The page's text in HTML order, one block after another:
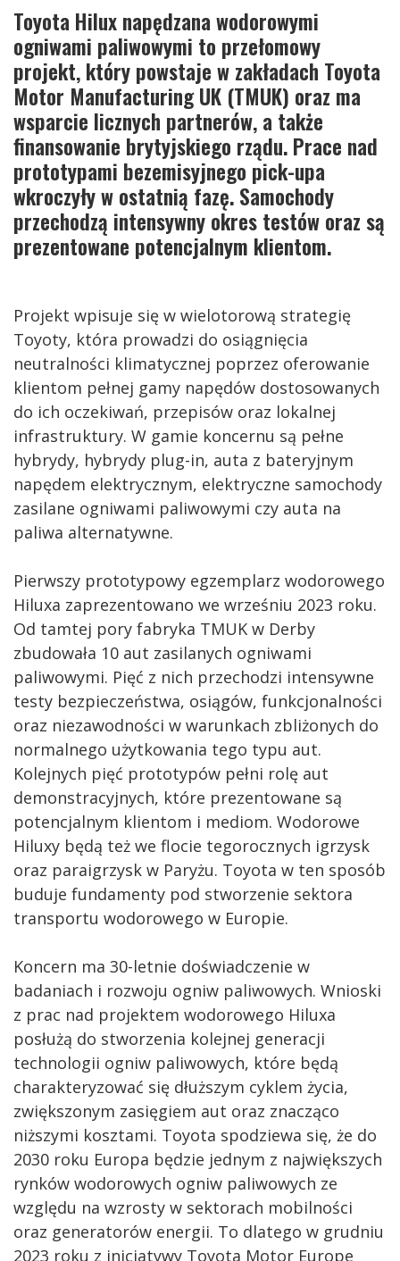
Toyota Hilux napędzana wodorowymi
ogniwami paliwowymi to przełomowy
projekt, który powstaje w zakładach Toyota
Motor Manufacturing UK (TMUK) oraz ma
wsparcie licznych partnerów, a także
finansowanie brytyjskiego rządu. Prace nad
prototypami bezemisyjnego pick-upa
wkroczyły w ostatnią fazę. Samochody
przechodzą intensywny okres testów oraz są
prezentowane potencjalnym klientom.
Projekt wpisuje się w wielotorową strategię
Toyoty, która prowadzi do osiągnięcia
neutralności klimatycznej poprzez oferowanie
klientom pełnej gamy napędów dostosowanych
do ich oczekiwań, przepisów oraz lokalnej
infrastruktury. W gamie koncernu są pełne
hybrydy, hybrydy plug-in, auta z bateryjnym
napędem elektrycznym, elektryczne samochody
zasilane ogniwami paliwowymi czy auta na
paliwa alternatywne.
Pierwszy prototypowy egzemplarz wodorowego
Hiluxa zaprezentowano we wrześniu 2023 roku.
Od tamtej pory fabryka TMUK w Derby
zbudowała 10 aut zasilanych ogniwami
paliwowymi. Pięć z nich przechodzi intensywne
testy bezpieczeństwa, osiągów, funkcjonalności
oraz niezawodności w warunkach zbliżonych do
normalnego użytkowania tego typu aut.
Kolejnych pięć prototypów pełni rolę aut
demonstracyjnych, które prezentowane są
potencjalnym klientom i mediom. Wodorowe
Hiluxy będą też we flocie tegorocznych igrzysk
oraz paraigrzysk w Paryżu. Toyota w ten sposób
buduje fundamenty pod stworzenie sektora
transportu wodorowego w Europie.
Koncern ma 30-letnie doświadczenie w
badaniach i rozwoju ogniw paliwowych. Wnioski
z prac nad projektem wodorowego Hiluxa
posłużą do stworzenia kolejnej generacji
technologii ogniw paliwowych, które będą
charakteryzować się dłuższym cyklem życia,
zwiększonym zasięgiem aut oraz znacząco
niższymi kosztami. Toyota spodziewa się, że do
2030 roku Europa będzie jednym z największych
rynków wodorowych ogniw paliwowych ze
względu na wzrosty w sektorach mobilności
oraz generatorów energii. To dlatego w grudniu
2023 roku z inicjatywy Toyota Motor Europe